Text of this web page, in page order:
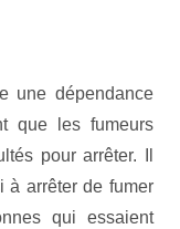
une dépendance
que les fumeurs
pour arrêter. Il
à arrêter de fumer
qui essaient